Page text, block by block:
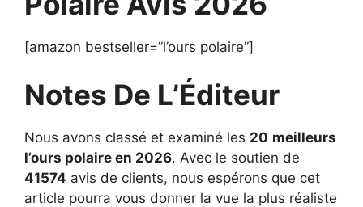
[amazon bestseller=”l’ours polaire”]
Notes De L’Éditeur
Nous avons classé et examiné les 20 meilleurs
l’ours polaire en 2026. Avec le soutien de
41574 avis de clients, nous espérons que cet
article pourra vous donner la vue la plus réaliste